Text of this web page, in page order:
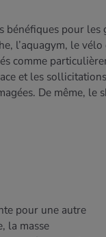
bénéfiques pour
l’aquagym, le
comme
et les
De même, le
pour une autre
la masse